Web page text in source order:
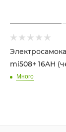
mi508+ 16AH
Много